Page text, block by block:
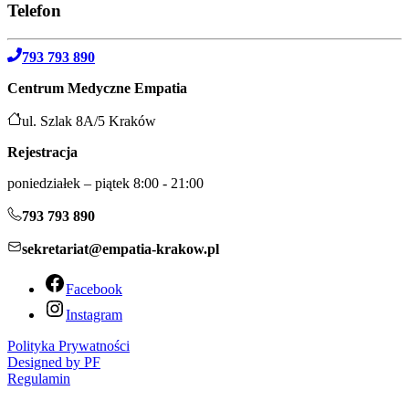
Telefon
793 793 890
Centrum Medyczne Empatia
ul. Szlak 8A/5 Kraków
Rejestracja
poniedziałek – piątek 8:00 - 21:00
793 793 890
sekretariat@empatia-krakow.pl
Facebook
Instagram
Polityka Prywatności
Designed by PF
Regulamin